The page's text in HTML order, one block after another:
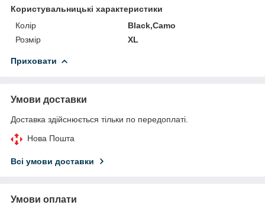
Користувальницькі характеристики
Колір
Black,Camo
Розмір
XL
Приховати
Умови доставки
Доставка здійснюється тільки по передоплаті.
Нова Пошта
Всі умови доставки
Умови оплати